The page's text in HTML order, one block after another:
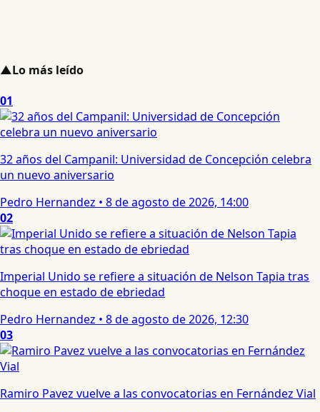
▲Lo más leído
01
32 años del Campanil: Universidad de Concepción celebra
un nuevo aniversario
Pedro Hernandez • 8 de agosto de 2026, 14:00
02
Imperial Unido se refiere a situación de Nelson Tapia tras
choque en estado de ebriedad
Pedro Hernandez • 8 de agosto de 2026, 12:30
03
Ramiro Pavez vuelve a las convocatorias en Fernández Vial